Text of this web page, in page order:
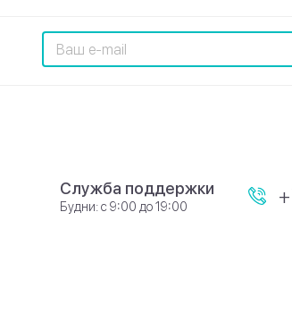
Служба поддержки
Будни: с 9:00 до 19:00